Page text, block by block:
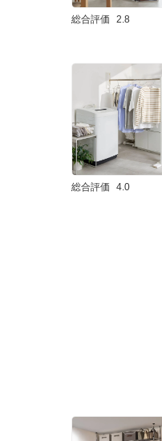
総合評価 2.8
総合評価 4.0